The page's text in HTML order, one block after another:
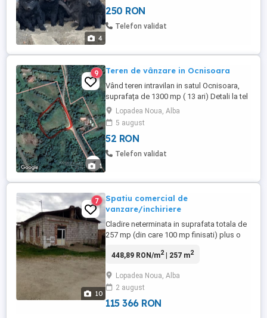
4
250 RON
Telefon validat
1
9 Teren de vânzare in Ocnisoara
Vând teren intravilan in satul Ocnisoara,
suprafața de 1300 mp ( 13 ari) Detali la tel
:
Lopadea Noua, Alba
5 august
52 RON
Telefon validat
10
7
Spatiu comercial de
vanzare/inchiriere
Cladire neterminata in suprafata totala de
257 mp (din care 100 mp finisati) plus o
de 22000 euro. Posibilitate inchiriere
gaseste in Lopadea Noua, judetul Alba.
Informatii la telefon
448,89 RON/m2| 257 m2
Lopadea Noua, Alba
2 august
115 366 RON